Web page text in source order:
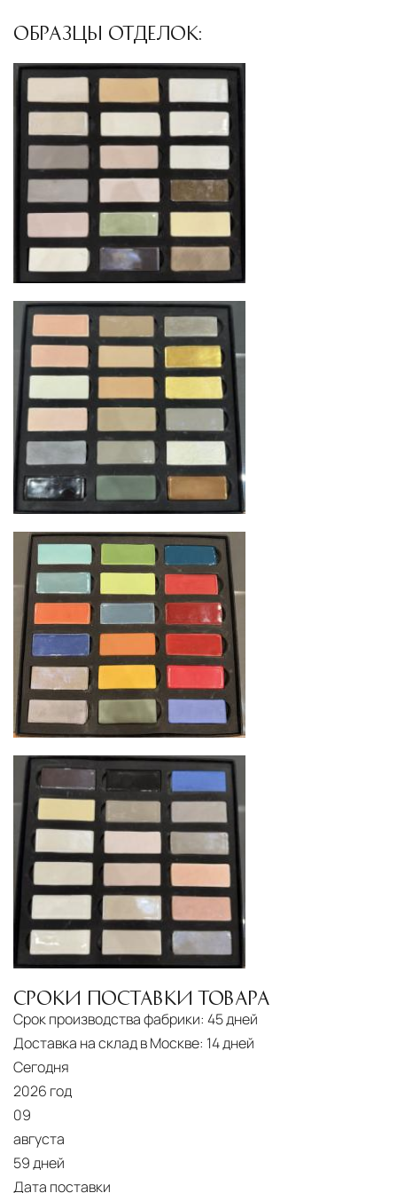
сохранностью продукции.
Глобальная сеть распределительных
центров
Помимо Москвы, мы располагаем
логистическими узлами в ключевых
международных хабах:
Дубай, ОАЭ— региональный центр для
Ближнего Востока и Азии
Кипр — распределительная база для
Средиземноморского региона
Лондон, Великобритания
логистический хаб для европейского рынка
США— центр доставки для
североамериканского сегмента
Другие страны Европы
— расширенная
сеть партнёрских складов
Условия доставки по Москве и Московской
области
Для клиентов Москвы и МО предусмотрены
следующие услуги:
Доставка до адреса— транспортировка
товара от нашего склада непосредственно к
месту назначения с соблюдением сроков
Профессиональная выгрузка
квалифицированные грузчики
осуществляют разгрузку с применением
специального оборудования и техники
Подъём на этажи
— доставка мебели и
дверных блоков в квартиры и офисы с
использованием лифтов или монтажных
средств
Распаковка и расстановка
распаковывают товар и устанавливают его в
указанное место
Вывоз упаковочного материала
очистка помещения от тары и упаковки
Гарантийная проверка
предмет повреждений и дефектов при
Сроки доставки
Москве осуществляется в течение 3-5 рабочих
ОБРАЗЦЫ ОТДЕЛОК:
СРОКИ ПОСТАВКИ ТОВАРА
Срок производства фабрики: 45 дней
Доставка на склад в Москве: 14 дней
Сегодня
2026 год
09
августа
59 дней
Дата поставки